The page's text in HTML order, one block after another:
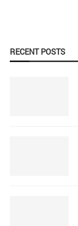
RECENT POSTS